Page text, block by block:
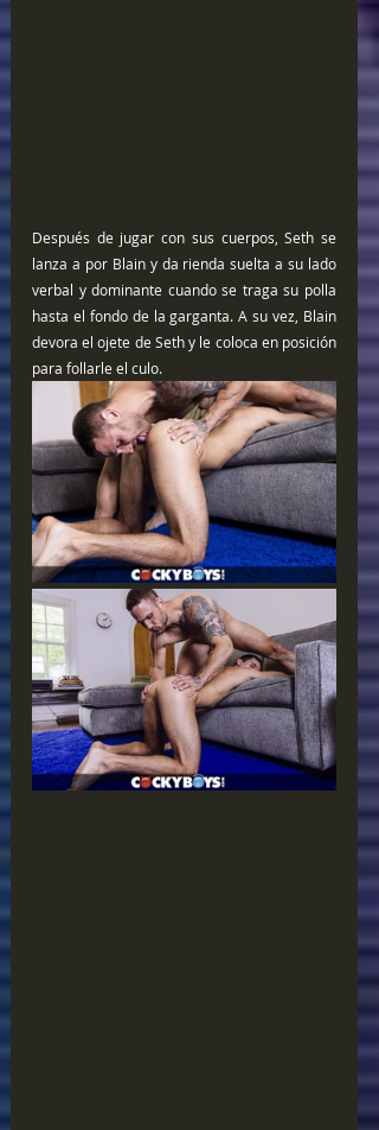
Después de jugar con sus cuerpos, Seth se
lanza a por Blain y da rienda suelta a su lado
verbal y dominante cuando se traga su polla
hasta el fondo de la garganta. A su vez, Blain
devora el ojete de Seth y le coloca en posición
para follarle el culo.